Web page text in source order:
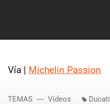
Vía | Michelin Passion
TEMAS Vídeos Ducati